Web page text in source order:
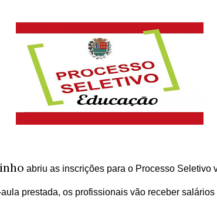
abriu as inscrições para o Processo Seletivo
prestada, os profissionais vão receber